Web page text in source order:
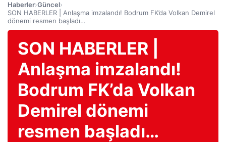
Haberler›Güncel›
SON HABERLER | Anlaşma imzalandı! Bodrum FK’da Volkan Demirel
dönemi resmen başladı…
SON HABERLER |
Anlaşma imzalandı!
Bodrum FK’da Volkan
Demirel dönemi
resmen başladı…